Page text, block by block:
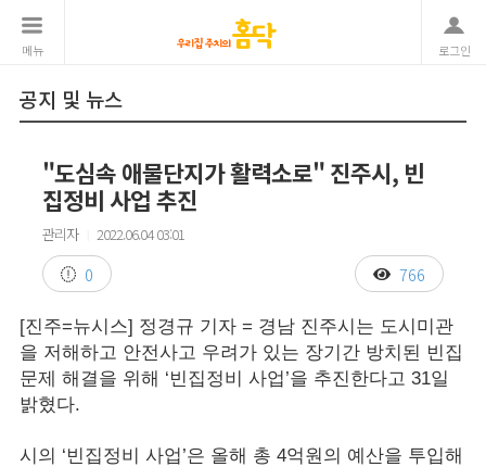
메뉴 로그인
공지 및 뉴스
"도심속 애물단지가 활력소로" 진주시, 빈
집정비 사업 추진
관리자 2022.06.04 03:01
0 766
[진주=뉴시스] 정경규 기자 = 경남 진주시는 도시미관
을 저해하고 안전사고 우려가 있는 장기간 방치된 빈집
문제 해결을 위해 ‘빈집정비 사업’을 추진한다고 31일
밝혔다.
시의 ‘빈집정비 사업’은 올해 총 4억원의 예산을 투입해